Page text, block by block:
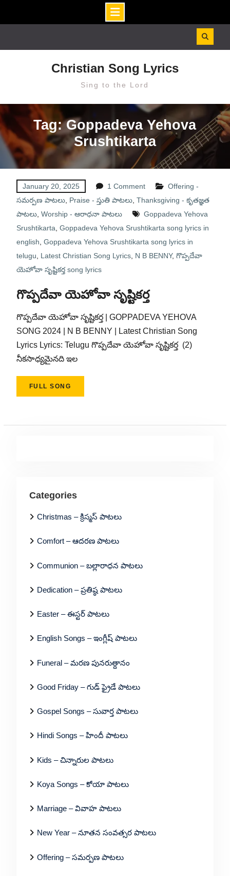
Christian Song Lyrics
Sing to the Lord
Tag: Goppadeva Yehova
Srushtikarta
January 20, 2025 1 Comment
Offering -
సమర్పణ పాటలు, Praise - స్తుతి పాటలు, Thanksgiving - కృతజ్ఞత
పాటలు, Worship - ఆరాధనా పాటలు
Goppadeva Yehova
Srushtikarta Goppadeva Yehova Srushtikarta song lyrics in
english Goppadeva Yehova Srushtikarta song lyrics in
telugu
Latest Christian Song Lyrics, N B BENNY, గొప్పదేవా
యెహోవా సృష్టికర్త song lyrics
గొప్పదేవా యెహోవా సృష్టికర్త
గొప్పదేవా యెహోవా సృష్టికర్త | GOPPADEVA YEHOVA
SONG 2024 | N B BENNY | Latest Christian Song
Lyrics Lyrics: Telugu గొప్పదేవా యెహోవా సృష్టికర్త (2)
నీకసాధ్యమైనది ఇల
FULL SONG
Categories
Christmas – క్రిస్మస్ పాటలు
Comfort – ఆదరణ పాటలు
Communion – బల్లారాధన పాటలు
Dedication – ప్రతిష్ఠ పాటలు
Easter – ఈస్టర్ పాటలు
English Songs – ఇంగ్లీష్ పాటలు
Funeral – మరణ పునరుత్దానం
Good Friday – గుడ్ ఫ్రైడే పాటలు
Gospel Songs – సువార్త పాటలు
Hindi Songs – హిందీ పాటలు
Kids – చిన్నారుల పాటలు
Koya Songs – కోయా పాటలు
Marriage – వివాహ పాటలు
New Year – నూతన సంవత్సర పాటలు
Offering – సమర్పణ పాటలు